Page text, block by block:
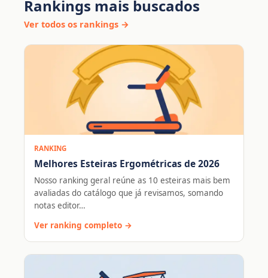
Rankings mais buscados
Ver todos os rankings →
RANKING
Melhores Esteiras Ergométricas de 2026
Nosso ranking geral reúne as 10 esteiras mais bem
avaliadas do catálogo que já revisamos, somando
notas editor…
Ver ranking completo →